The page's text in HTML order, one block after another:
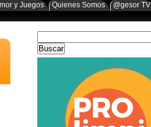
y Juegos Quienes Somos @gesor TV